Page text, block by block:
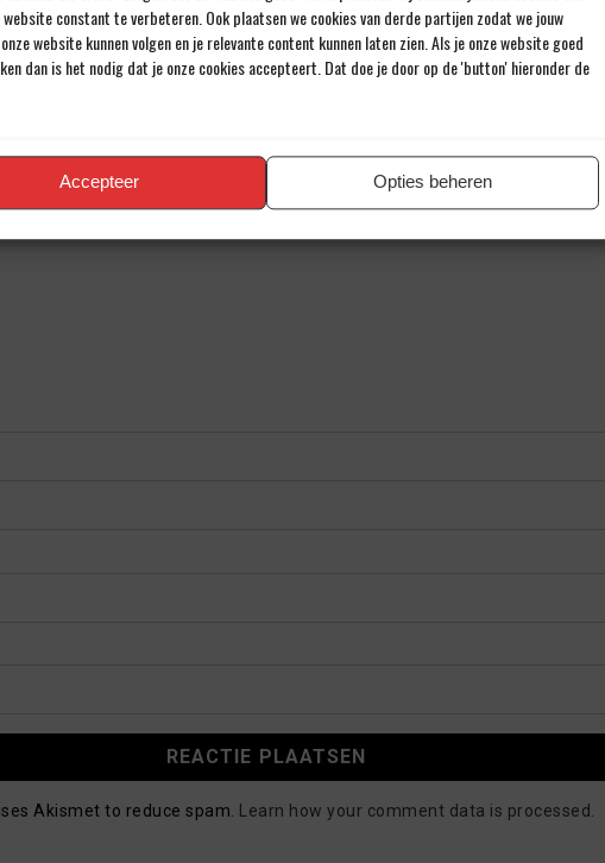
website constant te verbeteren. Ook plaatsen we cookies van derde partijen zodat we jouw
website kunnen volgen en je relevante content kunnen laten zien. Als je onze website goed
dan is het nodig dat je onze cookies accepteert. Dat doe je door op de 'button' hieronder de
Accepteer Opties beheren
reactie
Akismet to reduce spam. Learn how your comment data is processed.